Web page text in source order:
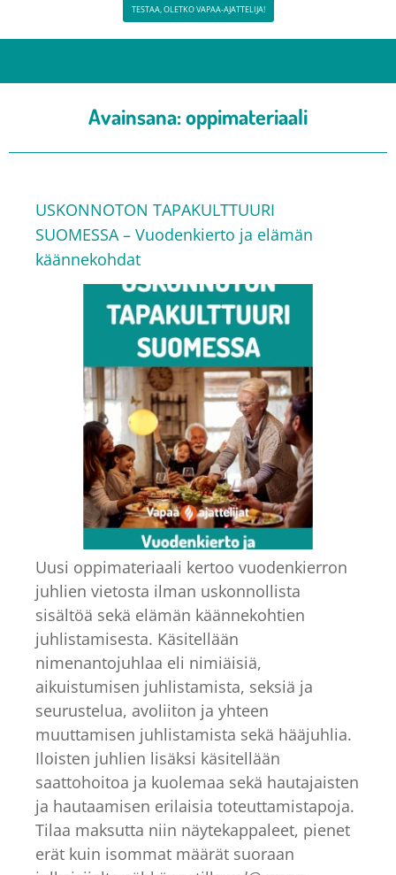
TESTAA, OLETKO VAPAA-AJATTELIJA!
Avainsana:oppimateriaali
USKONNOTON TAPAKULTTUURI
SUOMESSA – Vuodenkierto ja elämän
käännekohdat
Uusi oppimateriaali kertoo vuodenkierron
juhlien vietosta ilman uskonnollista
sisältöä sekä elämän käännekohtien
juhlistamisesta. Käsitellään
nimenantojuhlaa eli nimiäisiä,
aikuistumisen juhlistamista, seksiä ja
seurustelua, avoliiton ja yhteen
muuttamisen juhlistamista sekä hääjuhlia.
Iloisten juhlien lisäksi käsitellään
saattohoitoa ja kuolemaa sekä hautajaisten
ja hautaamisen erilaisia toteuttamistapoja.
Tilaa maksutta niin näytekappaleet, pienet
erät kuin isommat määrät suoraan